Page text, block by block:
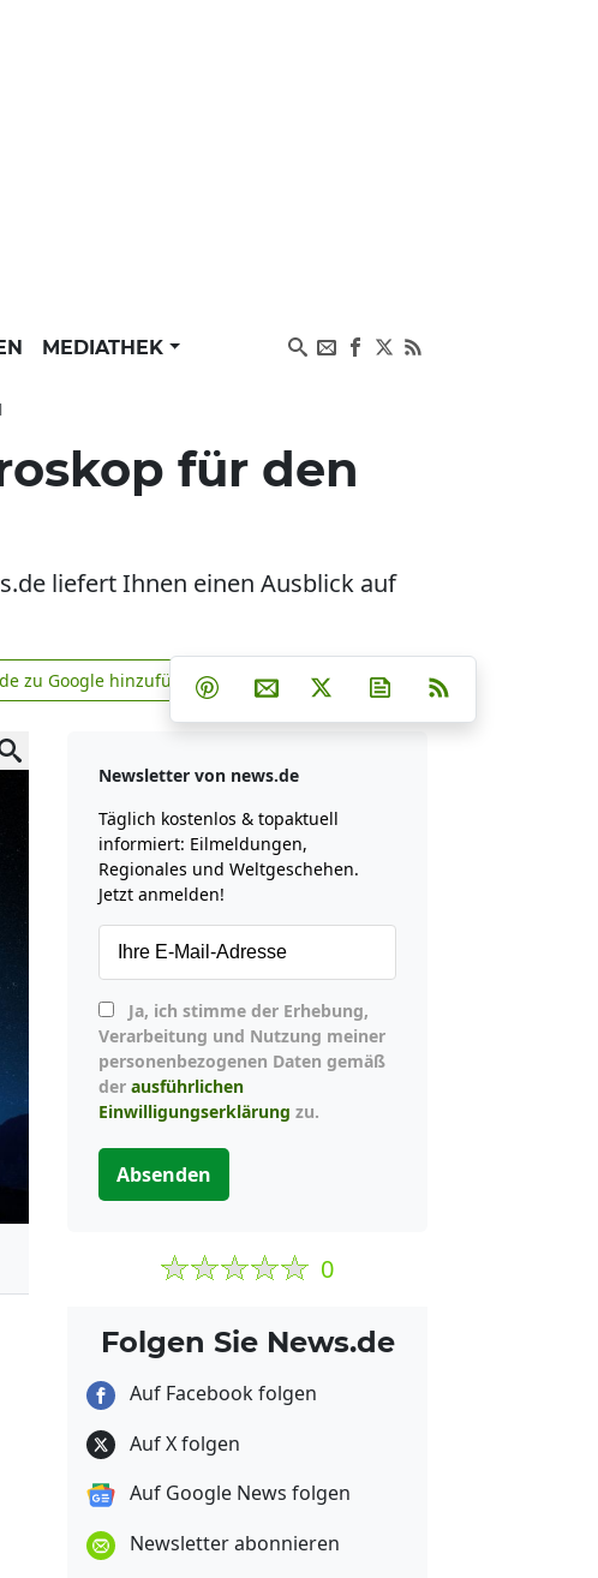
MEDIATHEK
für den
liefert Ihnen einen Ausblick auf
news.de zu Google hinzufügen
zu Google hinzufügen Teilen auf Facebook
Teilen auf Whatsapp
Teilen auf Telegram
Teilen auf Pinterest
Per E-Mail teilen
Post auf XNewsletter
Newsletter von news.de
Täglich kostenlos & topaktuell
informiert: Eilmeldungen,
Regionales und Weltgeschehen.
Jetzt anmelden!
Verarbeitung und Nutzung meiner
personenbezogenen Daten gemäß
der ausführlichen
Einwilligungserklärung zu.
Absenden
0
Folgen Sie News.de
Auf Facebook folgen
Auf X folgen
Auf Google News folgen
Newsletter abonnieren